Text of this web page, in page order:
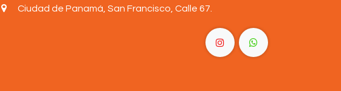
Ciudad de Panamá, San Francisco, Calle 67.